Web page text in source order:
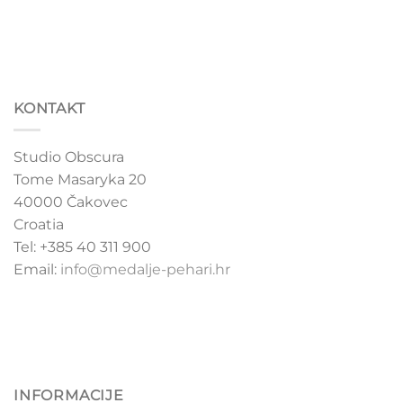
KONTAKT
Studio Obscura
Tome Masaryka 20
40000 Čakovec
Croatia
Tel: +385 40 311 900
Email: info@medalje-pehari.hr
INFORMACIJE